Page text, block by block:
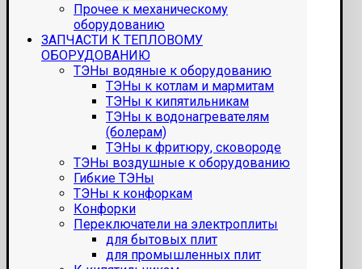
Прочее к механическому
оборудованию
ЗАПЧАСТИ К ТЕПЛОВОМУ
ОБОРУДОВАНИЮ
ТЭНы водяные к оборудованию
ТЭНы к котлам и мармитам
ТЭНы к кипятильникам
ТЭНы к водонагревателям
(болерам)
ТЭНы к фритюру, сковороде
ТЭНы воздушные к оборудованию
Гибкие ТЭНы
ТЭНы к конфоркам
Конфорки
Переключатели на электроплиты
для бытовых плит
для промышленных плит